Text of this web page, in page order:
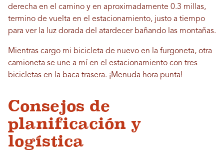
derecha en el camino y en aproximadamente 0.3 millas,
termino de vuelta en el estacionamiento, justo a tiempo
para ver la luz dorada del atardecer bañando las montañas.
Mientras cargo mi bicicleta de nuevo en la furgoneta, otra
camioneta se une a mí en el estacionamiento con tres
bicicletas en la baca trasera. ¡Menuda hora punta!
Consejos de
planificación y
logística